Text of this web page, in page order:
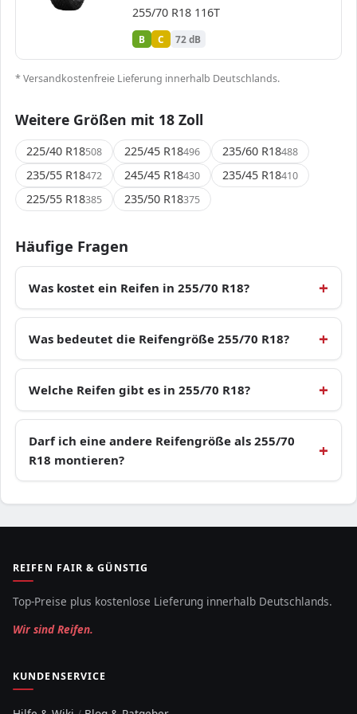
255/70 R18 116T
B C 72 dB
* Versandkostenfreie Lieferung innerhalb Deutschlands.
Weitere Größen mit 18 Zoll
225/40 R18508 225/45 R18496 235/60 R18488
235/55 R18472 245/45 R18430 235/45 R18410
225/55 R18385 235/50 R18375
Häufige Fragen
Was kostet ein Reifen in 255/70 R18?
Was bedeutet die Reifengröße 255/70 R18?
Welche Reifen gibt es in 255/70 R18?
Darf ich eine andere Reifengröße als 255/70
R18 montieren?
REIFEN FAIR & GÜNSTIG
Top-Preise plus kostenlose Lieferung innerhalb Deutschlands.
Wir sind Reifen.
KUNDENSERVICE